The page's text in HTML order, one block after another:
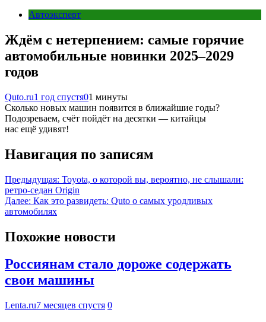
Автоэксперт
Ждём с нетерпением: самые горячие
автомобильные новинки 2025–2029
годов
Quto.ru1 год спустя01 минуты
Сколько новых машин появится в ближайшие годы?
Подозреваем, счёт пойдёт на десятки — китайцы
нас ещё удивят!
Навигация по записям
Предыдущая: Toyota, о которой вы, вероятно, не слышали:
ретро-седан Origin
Далее: Как это развидеть: Quto о самых уродливых
автомобилях
Похожие новости
Россиянам стало дороже содержать
свои машины
Lenta.ru7 месяцев спустя 0